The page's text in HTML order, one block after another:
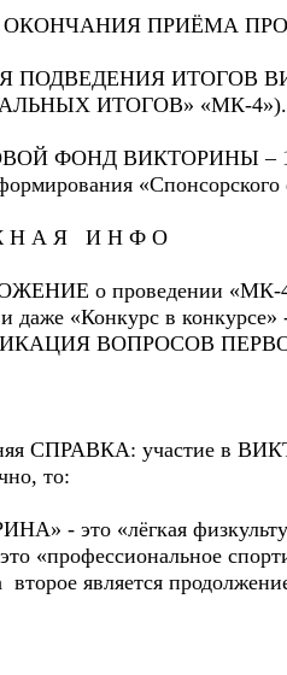
ПРИЁМА
ПОДВЕДЕНИЯ ИТОГОВ
ИТОГОВ» «МК-4»).
ФОНД ВИКТОРИНЫ –
Н А Я И Н Ф О
о проведении «МК-4»
даже «Конкурс в конкурсе»
ВОПРОСОВ ПЕРВОГО
СПРАВКА: участие в
то:
- это «лёгкая
«профессиональное
является